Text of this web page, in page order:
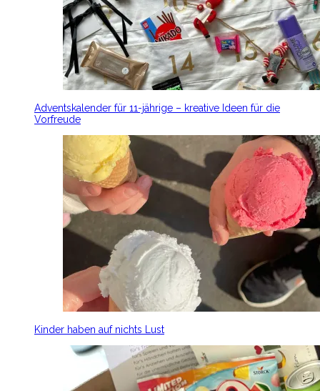
Adventskalender für 11-jährige – kreative Ideen für die
Vorfreude
Kinder haben auf nichts Lust